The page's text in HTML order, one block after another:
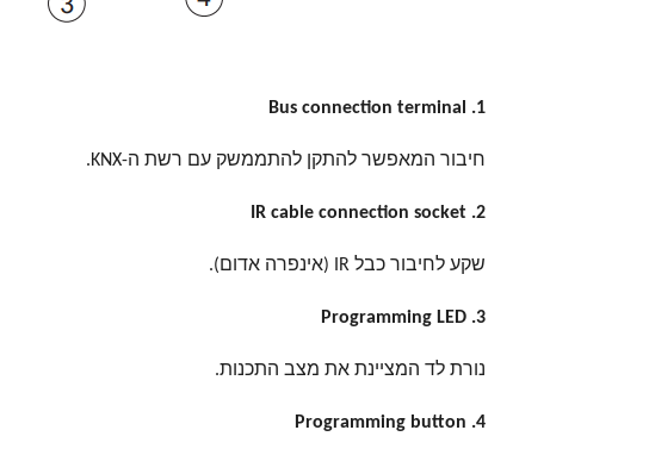
1. Bus connection terminal
חיבור המאפשר להתקן להתממשק עם רשת ה-KNX.
2. IR cable connection socket
שקע לחיבור כבל IR (אינפרה אדום).
3. Programming LED
נורת לד המציינת את מצב התכנות.
4. Programming button